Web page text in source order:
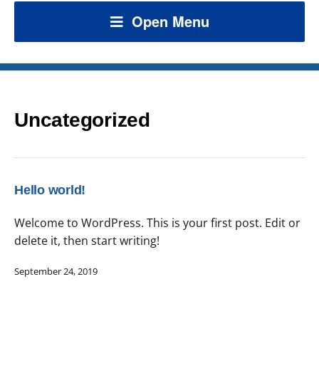
Open Menu
Uncategorized
Hello world!
Welcome to WordPress. This is your first post. Edit or
delete it, then start writing!
September 24, 2019